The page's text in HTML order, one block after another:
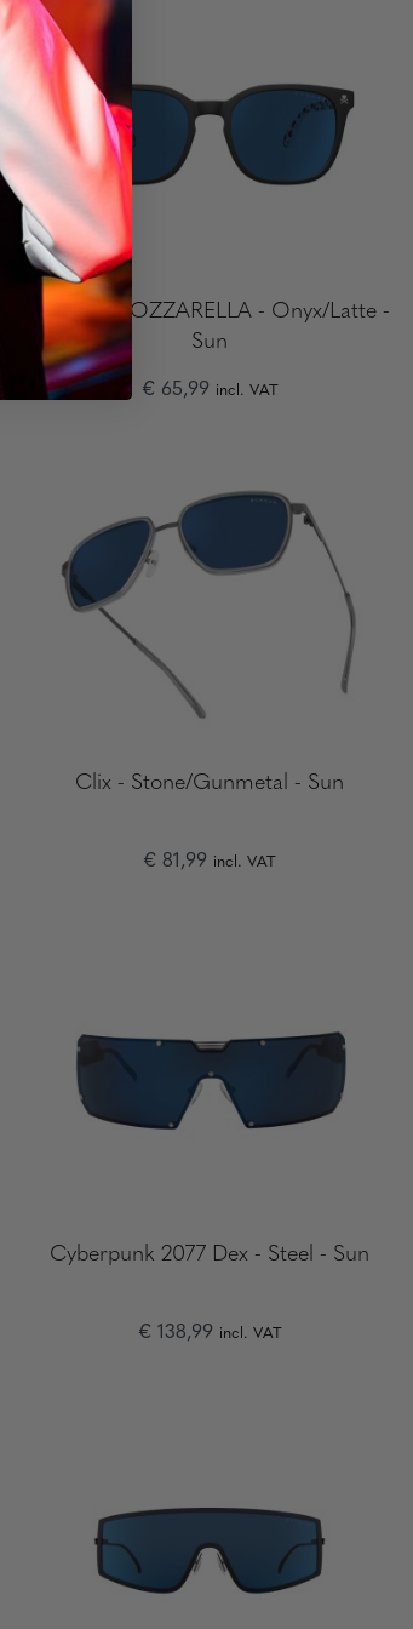
tokidoki MOZZARELLA - Onyx/Latte -
Sun
€ 65,99 incl. VAT
Clix - Stone/Gunmetal - Sun
€ 81,99 incl. VAT
Cyberpunk 2077 Dex - Steel - Sun
€ 138,99 incl. VAT